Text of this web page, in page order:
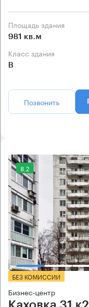
Площадь здания
981 кв.м
Класс здания
B
Позвонить
8.2
БЕЗ КОМИССИИ
Бизнес-центр